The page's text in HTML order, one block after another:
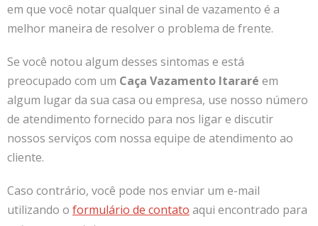
em que você notar qualquer sinal de vazamento é a
melhor maneira de resolver o problema de frente.
Se você notou algum desses sintomas e está
preocupado com um Caça Vazamento Itararé em
algum lugar da sua casa ou empresa, use nosso número
de atendimento fornecido para nos ligar e discutir
nossos serviços com nossa equipe de atendimento ao
cliente.
Caso contrário, você pode nos enviar um e-mail
utilizando o formulário de contato aqui encontrado para